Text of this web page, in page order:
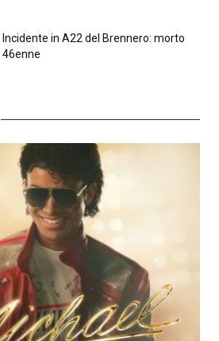
Incidente in A22 del Brennero: morto
46enne